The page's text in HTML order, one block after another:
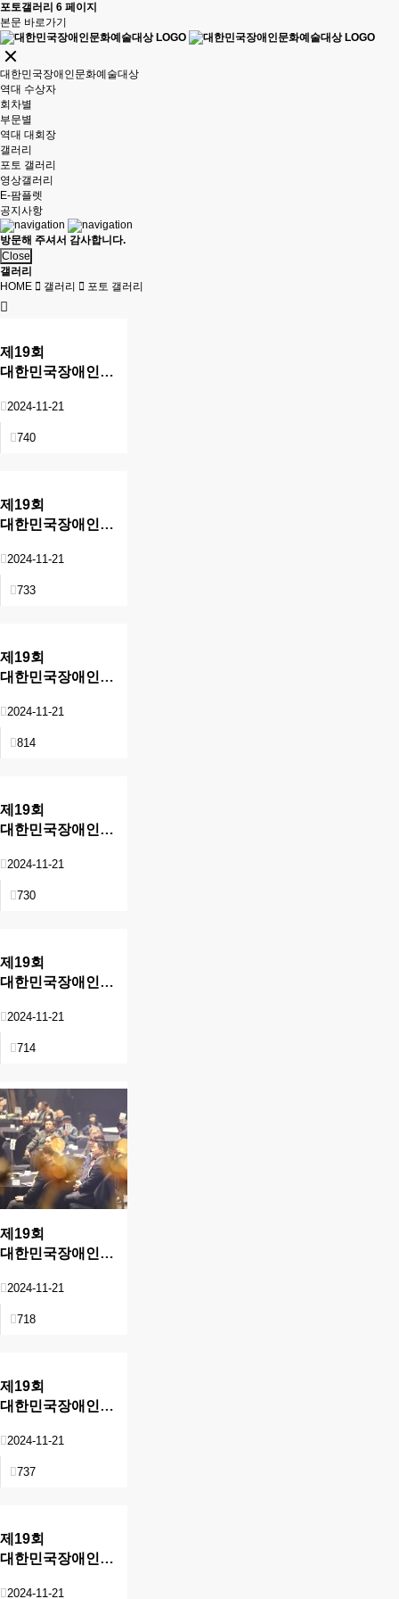
포토갤러리 6 페이지
본문 바로가기
대한민국장애인문화예술대상
역대 수상자
회차별
부문별
역대 대회장
갤러리
포토 갤러리
영상갤러리
E-팜플렛
공지사항
방문해 주셔서 감사합니다.
Close
갤러리
HOME
갤러리 포토 갤러리
제19회
대한민국장애인문화예술대상
2024-11-21
740
제19회
대한민국장애인문화예술대상
2024-11-21
733
제19회
대한민국장애인문화예술대상
2024-11-21
814
제19회
대한민국장애인문화예술대상
2024-11-21
730
제19회
대한민국장애인문화예술대상
2024-11-21
714
제19회
대한민국장애인문화예술대상
2024-11-21
718
제19회
대한민국장애인문화예술대상
2024-11-21
737
제19회
대한민국장애인문화예술대상
2024-11-21